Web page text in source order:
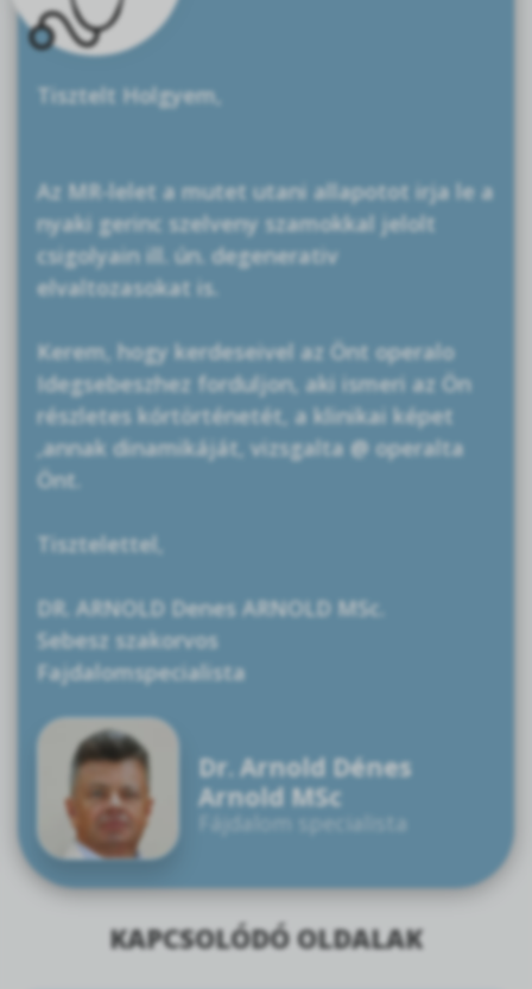
Tisztelt Holgyem,
Az MR-lelet a mutet utani allapotot irja le a
nyaki gerinc szelveny szamokkal jelolt
csigolyain ill. ún. degenerativ
elvaltozasokat is.
Kerem, hogy kerdeseivel az Önt operalo
Idegsebeszhez forduljon, aki ismeri az Ön
részletes kórtörténetét, a klinikai képet
,annak dinamikáját, vizsgalta @ operalta
Önt.
Tisztelettel,
DR. ARNOLD Denes ARNOLD MSc.
Sebesz szakorvos
Fajdalomspecialista
Dr. Arnold Dénes
Arnold MSc
Fájdalom specialista
KAPCSOLÓDÓ OLDALAK